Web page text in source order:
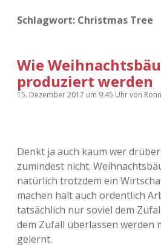
KFMW-Disco
Visuelles
Contact
Adventskalender
facebook
instagram
rss
Schlagwort: Christmas Tree
Wie
produziert werden
15. Dezember 2017 um 9:45 Uhrvon
Denkt ja auch kaum wer
zumindest nicht.
natürlich trotzdem ein
machen halt auch ordentlich
tatsächlich nur soviel dem
dem Zufall überlassen werden
gelernt.